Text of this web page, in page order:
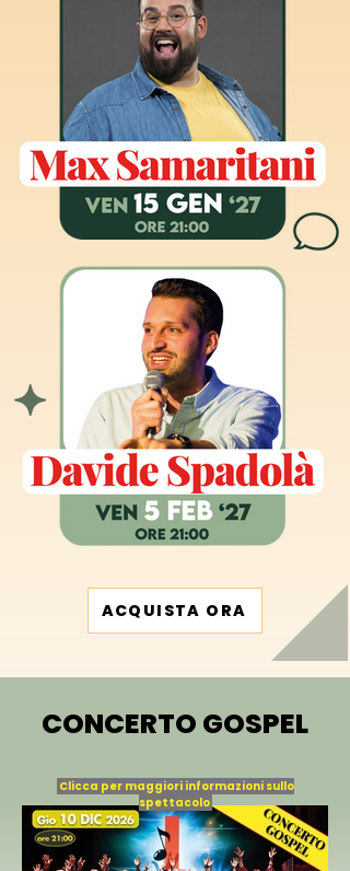
ACQUISTA ORA
CONCERTO GOSPEL
Clicca per maggiori informazioni sullo
spettacolo